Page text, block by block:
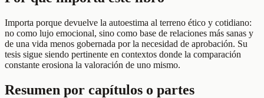
Importa porque devuelve la autoestima al terreno ético y cotidiano:
no como lujo emocional, sino como base de relaciones más sanas y
de una vida menos gobernada por la necesidad de aprobación. Su
tesis sigue siendo pertinente en contextos donde la comparación
constante erosiona la valoración de uno mismo.
Resumen por capítulos o partes